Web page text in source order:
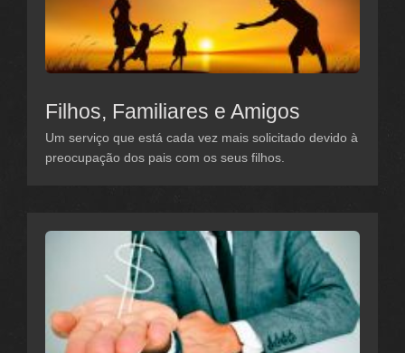
Filhos, Familiares e Amigos
Um serviço que está cada vez mais solicitado devido à
preocupação dos pais com os seus filhos.